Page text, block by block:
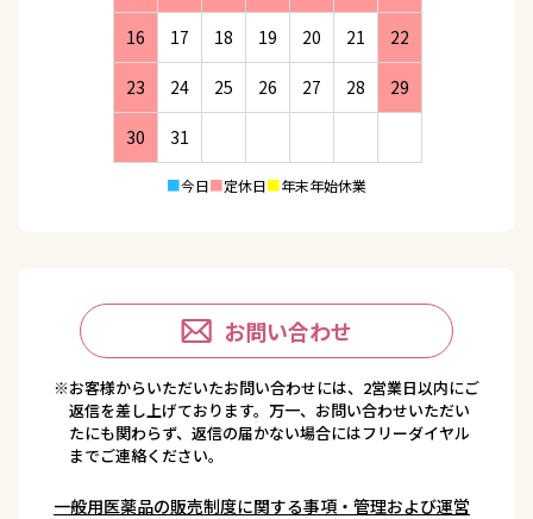
16 17 18 19 20 21 22
23 24 25 26 27 28 29
30 31
■今日■定休日■年末年始休業
お問い合わせ
※お客様からいただいたお問い合わせには、2営業日以内にご
返信を差し上げております。万一、お問い合わせいただい
たにも関わらず、返信の届かない場合にはフリーダイヤル
までご連絡ください。
一般用医薬品の販売制度に関する事項・管理および運営